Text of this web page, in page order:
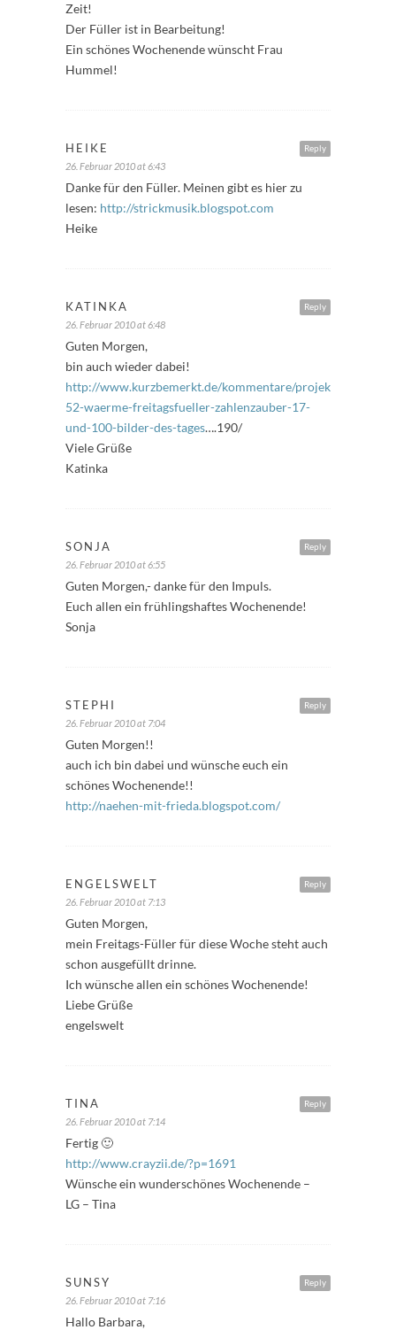
Zeit!
Der Füller ist in Bearbeitung!
Ein schönes Wochenende wünscht Frau
Hummel!
Reply
HEIKE
26. Februar 2010 at 6:43
Danke für den Füller. Meinen gibt es hier zu
lesen: http://strickmusik.blogspot.com
Heike
Reply
KATINKA
26. Februar 2010 at 6:48
Guten Morgen,
bin auch wieder dabei!
http://www.kurzbemerkt.de/kommentare/projekt-
52-waerme-freitagsfueller-zahlenzauber-17-
und-100-bilder-des-tages….190/
Viele Grüße
Katinka
Reply
SONJA
26. Februar 2010 at 6:55
Guten Morgen,- danke für den Impuls.
Euch allen ein frühlingshaftes Wochenende!
Sonja
Reply
STEPHI
26. Februar 2010 at 7:04
Guten Morgen!!
auch ich bin dabei und wünsche euch ein
schönes Wochenende!!
http://naehen-mit-frieda.blogspot.com/
Reply
ENGELSWELT
26. Februar 2010 at 7:13
Guten Morgen,
mein Freitags-Füller für diese Woche steht auch
schon ausgefüllt drinne.
Ich wünsche allen ein schönes Wochenende!
Liebe Grüße
engelswelt
Reply
TINA
26. Februar 2010 at 7:14
Fertig 🙂
http://www.crayzii.de/?p=1691
Wünsche ein wunderschönes Wochenende –
LG – Tina
Reply
SUNSY
26. Februar 2010 at 7:16
Hallo Barbara,